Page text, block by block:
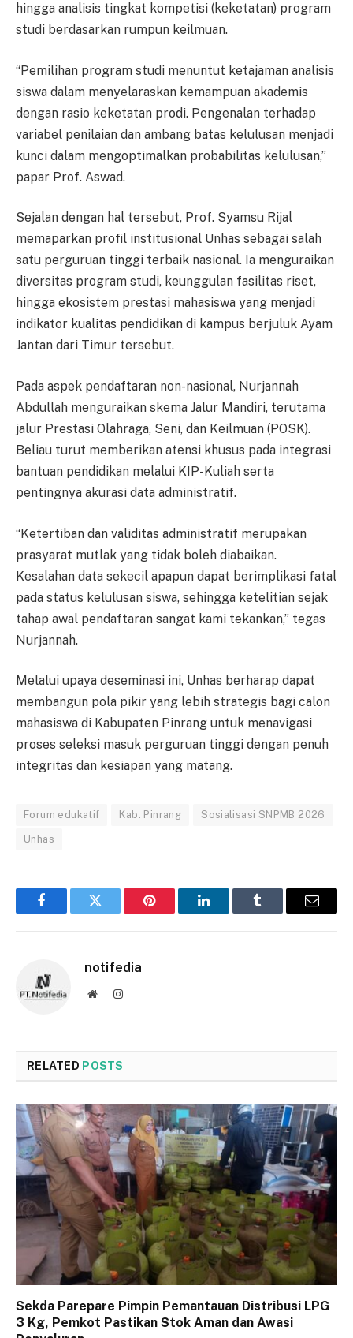
hingga analisis tingkat kompetisi (keketatan) program
studi berdasarkan rumpun keilmuan.
“Pemilihan program studi menuntut ketajaman analisis
siswa dalam menyelaraskan kemampuan akademis
dengan rasio keketatan prodi. Pengenalan terhadap
variabel penilaian dan ambang batas kelulusan menjadi
kunci dalam mengoptimalkan probabilitas kelulusan,”
papar Prof. Aswad.
Sejalan dengan hal tersebut, Prof. Syamsu Rijal
memaparkan profil institusional Unhas sebagai salah
satu perguruan tinggi terbaik nasional. Ia menguraikan
diversitas program studi, keunggulan fasilitas riset,
hingga ekosistem prestasi mahasiswa yang menjadi
indikator kualitas pendidikan di kampus berjuluk Ayam
Jantan dari Timur tersebut.
Pada aspek pendaftaran non-nasional, Nurjannah
Abdullah menguraikan skema Jalur Mandiri, terutama
jalur Prestasi Olahraga, Seni, dan Keilmuan (POSK).
Beliau turut memberikan atensi khusus pada integrasi
bantuan pendidikan melalui KIP-Kuliah serta
pentingnya akurasi data administratif.
“Ketertiban dan validitas administratif merupakan
prasyarat mutlak yang tidak boleh diabaikan.
Kesalahan data sekecil apapun dapat berimplikasi fatal
pada status kelulusan siswa, sehingga ketelitian sejak
tahap awal pendaftaran sangat kami tekankan,” tegas
Nurjannah.
Melalui upaya deseminasi ini, Unhas berharap dapat
membangun pola pikir yang lebih strategis bagi calon
mahasiswa di Kabupaten Pinrang untuk menavigasi
proses seleksi masuk perguruan tinggi dengan penuh
integritas dan kesiapan yang matang.
Forum edukatif Kab. Pinrang Sosialisasi SNPMB 2026
Unhas
FacebookTwitter Pinterest LinkedInTumblr Email
notifedia
WebsiteInstagram
RELATED POSTS
Sekda Parepare Pimpin Pemantauan Distribusi LPG
3 Kg, Pemkot Pastikan Stok Aman dan Awasi